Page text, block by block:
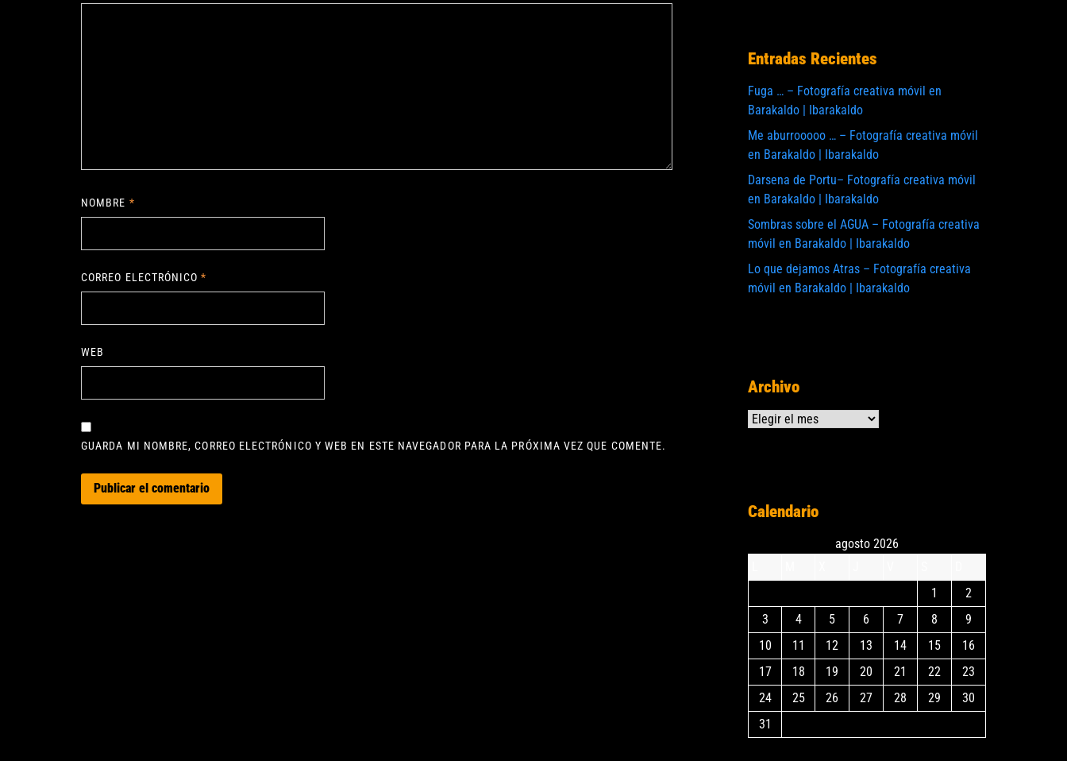
NOMBRE *
CORREO ELECTRÓNICO*
WEB
GUARDA MI NOMBRE, CORREO ELECTRÓNICO Y WEB EN ESTE NAVEGADOR PARA LA PRÓXIMA VEZ QUE COMENTE.
Entradas Recientes
Fuga … – Fotografía creativa móvil en
Barakaldo | Ibarakaldo
Me aburrooooo … – Fotografía creativa móvil
en Barakaldo | Ibarakaldo
Darsena de Portu– Fotografía creativa móvil
en Barakaldo | Ibarakaldo
Sombras sobre el AGUA – Fotografía creativa
móvil en Barakaldo | Ibarakaldo
Lo que dejamos Atras – Fotografía creativa
móvil en Barakaldo | Ibarakaldo
Archivo
Archivos
Calendario
agosto 2026
1
2
3
4 5 6 7 8
9
10
11 12 13 14 15
16
17
18 19 20 21 22
23
24
25 26 27 28 29
30
31